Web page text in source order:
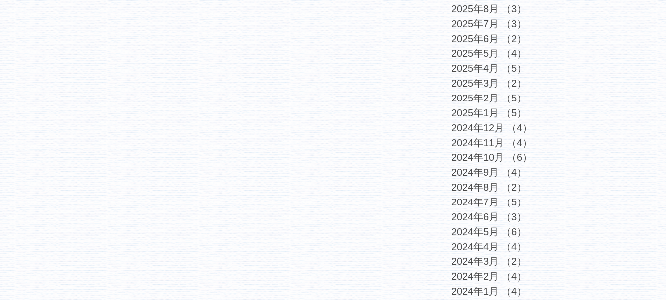
2025年8月
（3）
3件の記事
2025年7月
（3） 3件の記事
2025年6月
（2） 2件の記事
2025年5月
（4）
4件の記事
2025年4月
（5）
2025年3月
（2）
2件の記事
2025年2月
（5） 5件の記事
2025年1月
（5） 5件の記事
2024年12月
（4）
4件の記事
2024年11月
（4） 4件の記事
2024年10月
（6） 6件の記事
2024年9月
（4） 4件の記事
2024年8月
（2）
2件の記事
2024年7月
（5）
2024年6月
（3）
3件の記事
2024年5月
（6） 6件の記事
2024年4月
（4） 4件の記事
2024年3月
（2）
2件の記事
2024年2月
（4）
2024年1月
（4）
4件の記事